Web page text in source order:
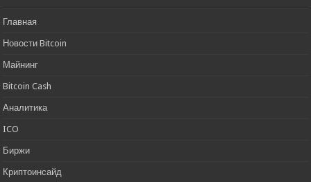
Главная
Новости Bitcoin
Майнинг
Bitcoin Cash
Аналитика
ICO
Биржи
Криптоинсайд